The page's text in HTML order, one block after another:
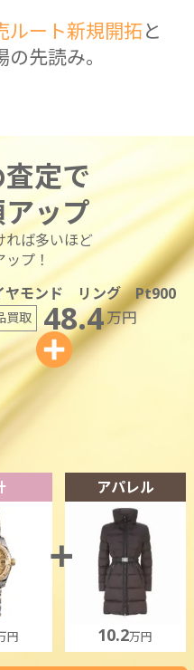
ルート新規開拓と
先読み。
定で
ップ
れば多いほど
プ！
ヤモンド リング Pt900
買取 48.4万円
円
アパレル
10.2万円